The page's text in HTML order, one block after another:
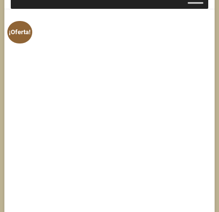
¡Oferta!